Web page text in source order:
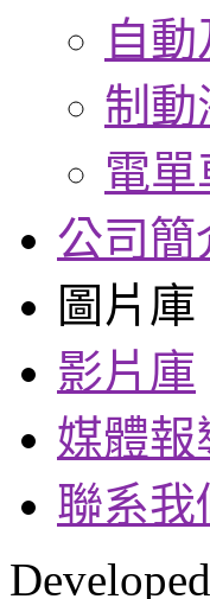
自
制動
電單
公司簡
圖片庫
影片庫
媒體報
聯系我